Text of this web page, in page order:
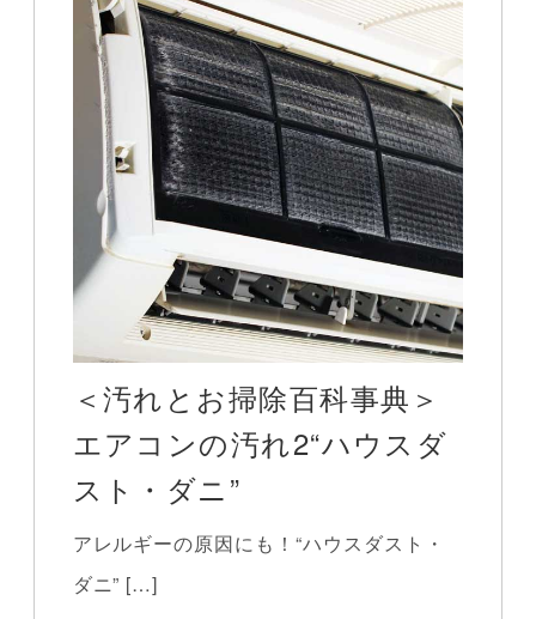
＜汚れとお掃除百科事典＞
エアコンの汚れ2“ハウスダ
スト・ダニ”
アレルギーの原因にも！“ハウスダスト・
ダニ” […]